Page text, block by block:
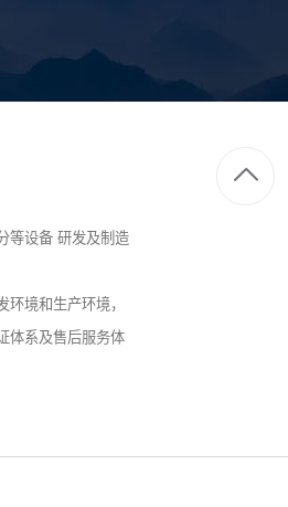
等设备 研发及制造
境和生产环境，
体系及售后服务体